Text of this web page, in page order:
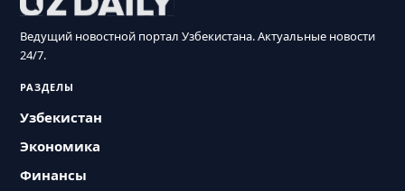
Ведущий новостной портал Узбекистана. Актуальные новости
24/7.
РАЗДЕЛЫ
Узбекистан
Экономика
Финансы